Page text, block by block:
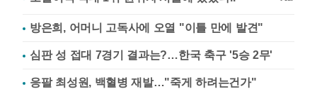
방은희, 어머니 고독사에 오열 "이틀 만에 발견"
심판 성 접대 7경기 결과는?…한국 축구 '5승 2무'
응팔 최성원, 백혈병 재발…"죽게 하려는건가"